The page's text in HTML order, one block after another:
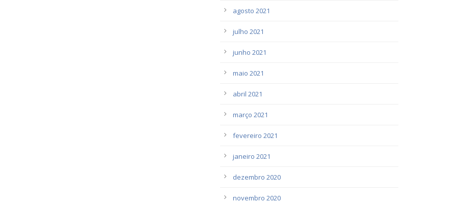
agosto 2021
julho 2021
junho 2021
maio 2021
abril 2021
março 2021
fevereiro 2021
janeiro 2021
dezembro 2020
novembro 2020